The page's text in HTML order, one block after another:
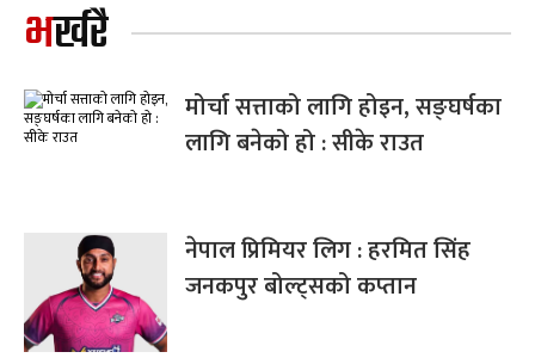
भर्खरै
मोर्चा सत्ताको लागि होइन, सङ्घर्षका
लागि बनेको हो : सीके राउत
नेपाल प्रिमियर लिग : हरमित सिंह
जनकपुर बोल्ट्सको कप्तान